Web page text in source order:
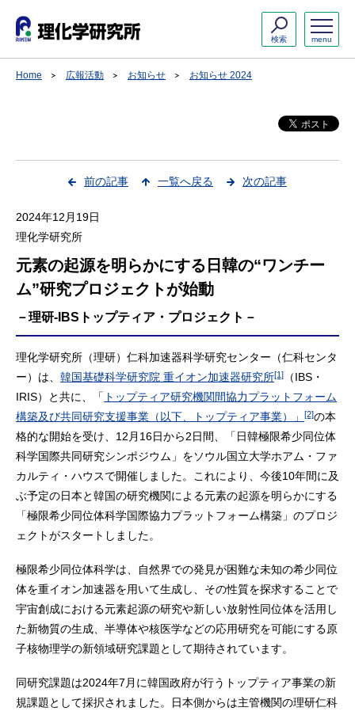
menu
検索
Home 広報活動 お知らせ お知らせ 2024
前の記事 一覧へ戻る 次の記事
2024年12月19日
理化学研究所
元素の起源を明らかにする日韓の“ワンチー
ム”研究プロジェクトが始動
－理研-IBSトップティア・プロジェクト－
理化学研究所（理研）仁科加速器科学研究センター（仁科センタ
ー）は、 韓国基礎科学研究院 重イオン加速器研究所[1]
（IBS・
IRIS）と共に、「 トップティア研究機関間協力プラットフォーム
構築及び共同研究支援事業（以下、トップティア事業）」
[2]の本
格的な開始を受け、12月16日から2日間、「日韓極限希少同位体
科学国際共同研究シンポジウム」をソウル国立大学ホアム・ファ
カルティ・ハウスで開催しました。これにより、今後10年間に及
ぶ予定の日本と韓国の研究機関による元素の起源を明らかにする
「極限希少同位体科学国際協力プラットフォーム構築」のプロジ
ェクトがスタートしました。
極限希少同位体科学は、自然界での発見が困難な未知の希少同位
体を重イオン加速器を用いて生成し、その性質を探求することで
宇宙創成における元素起源の研究や新しい放射性同位体を活用し
た新物質の生成、半導体や核医学などの応用研究を可能にする原
子核物理学の新領域研究課題として期待されています。
同研究課題は2024年7月に韓国政府が行うトップティア事業の新
規課題として採択されました。日本側からは主管機関の理研仁科